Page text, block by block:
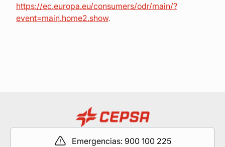
https://ec.europa.eu/consumers/odr/main/?
event=main.home2.show.
Emergencias: 900 100 225